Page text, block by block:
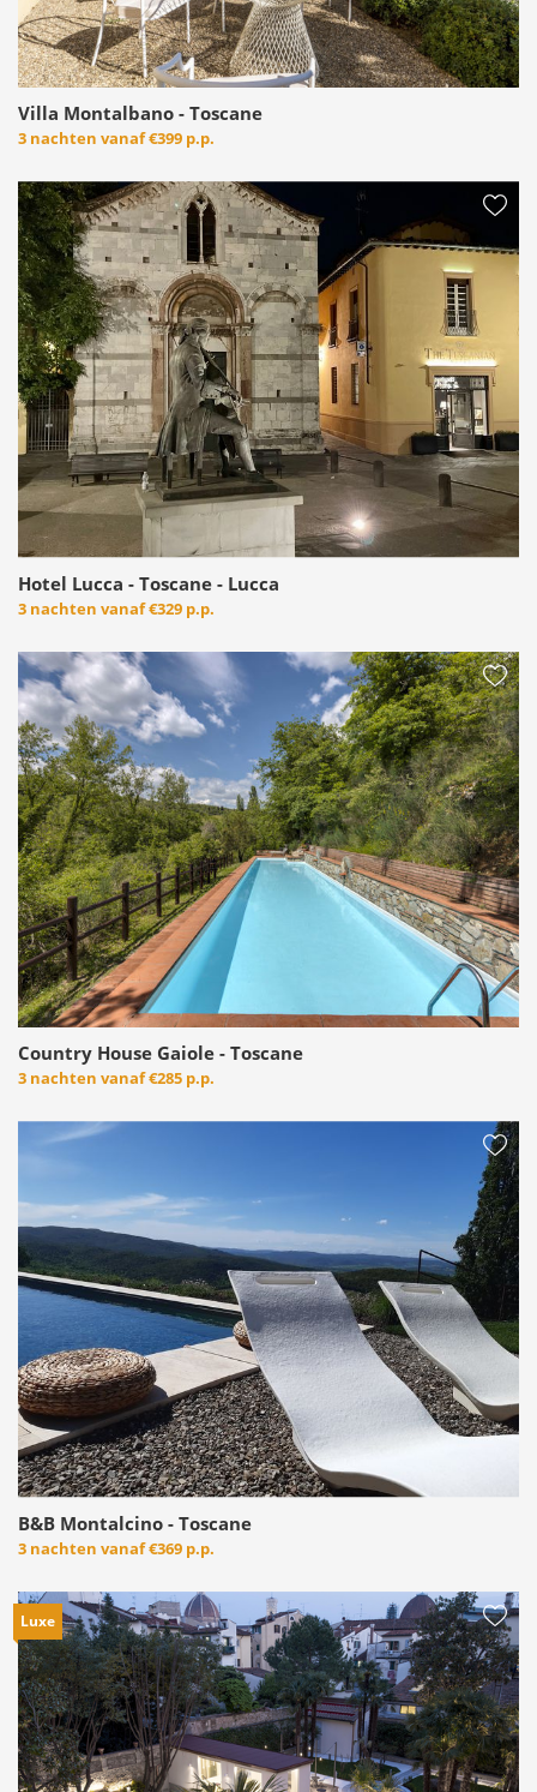
Villa Montalbano - Toscane
3 nachten vanaf€399 p.p.
Hotel Lucca - Toscane - Lucca
3 nachten vanaf€329 p.p.
Country House Gaiole - Toscane
3 nachten vanaf€285 p.p.
B&B Montalcino - Toscane
3 nachten vanaf€369 p.p.
Luxe